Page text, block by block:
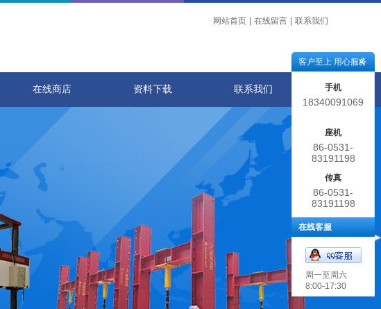
网站首页 在线留言 联系我们
在线商店 资料下载 联系我们
客户至上 用心服务
手机
18340091069
座机
86-0531-
83191198
传真
86-0531-
83191198
在线客服
周一至周六
8:00-17:30